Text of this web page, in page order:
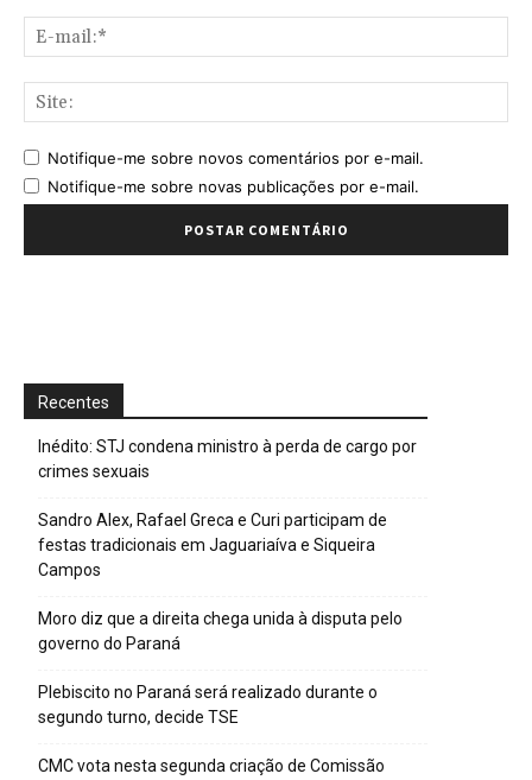
Notifique-me sobre novos comentários por e-mail.
Notifique-me sobre novas publicações por e-mail.
Recentes
Inédito: STJ condena ministro à perda de cargo por
crimes sexuais
Sandro Alex, Rafael Greca e Curi participam de
festas tradicionais em Jaguariaíva e Siqueira
Campos
Moro diz que a direita chega unida à disputa pelo
governo do Paraná
Plebiscito no Paraná será realizado durante o
segundo turno, decide TSE
CMC vota nesta segunda criação de Comissão